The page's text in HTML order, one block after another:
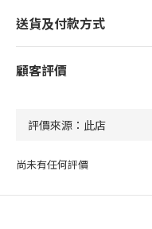
送貨及付款方式
顧客評價
尚未有任何評價